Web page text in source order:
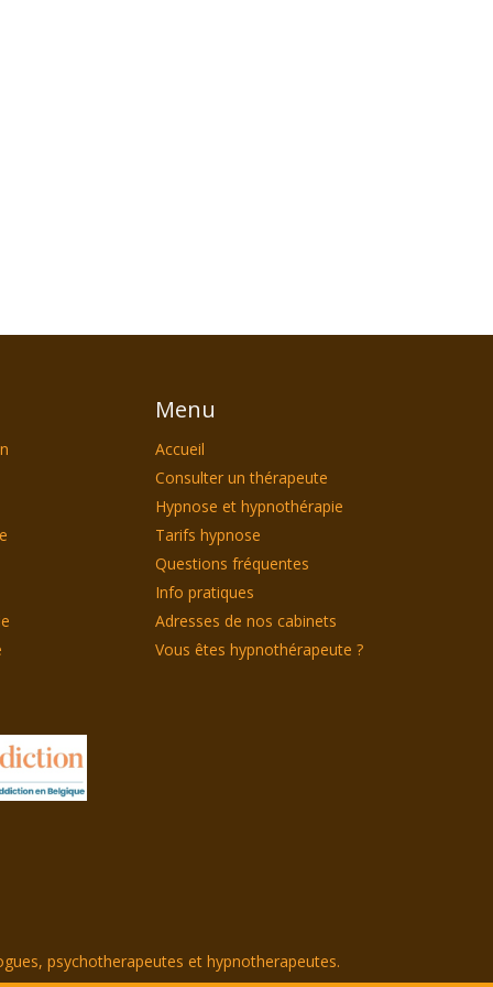
Menu
Accueil
Consulter un thérapeute
Hypnose et hypnothérapie
Tarifs hypnose
Questions fréquentes
Info pratiques
Adresses de nos cabinets
Vous êtes hypnothérapeute ?
psychotherapeutes et hypnotherapeutes.